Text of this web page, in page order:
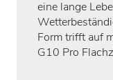
eine lange
Form trifft auf
G10 Pro